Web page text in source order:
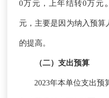
0万元，上年结转0万元 。
元，主要是因为纳入预算
的提高。
（二）支出预算
2023年本单位支出预